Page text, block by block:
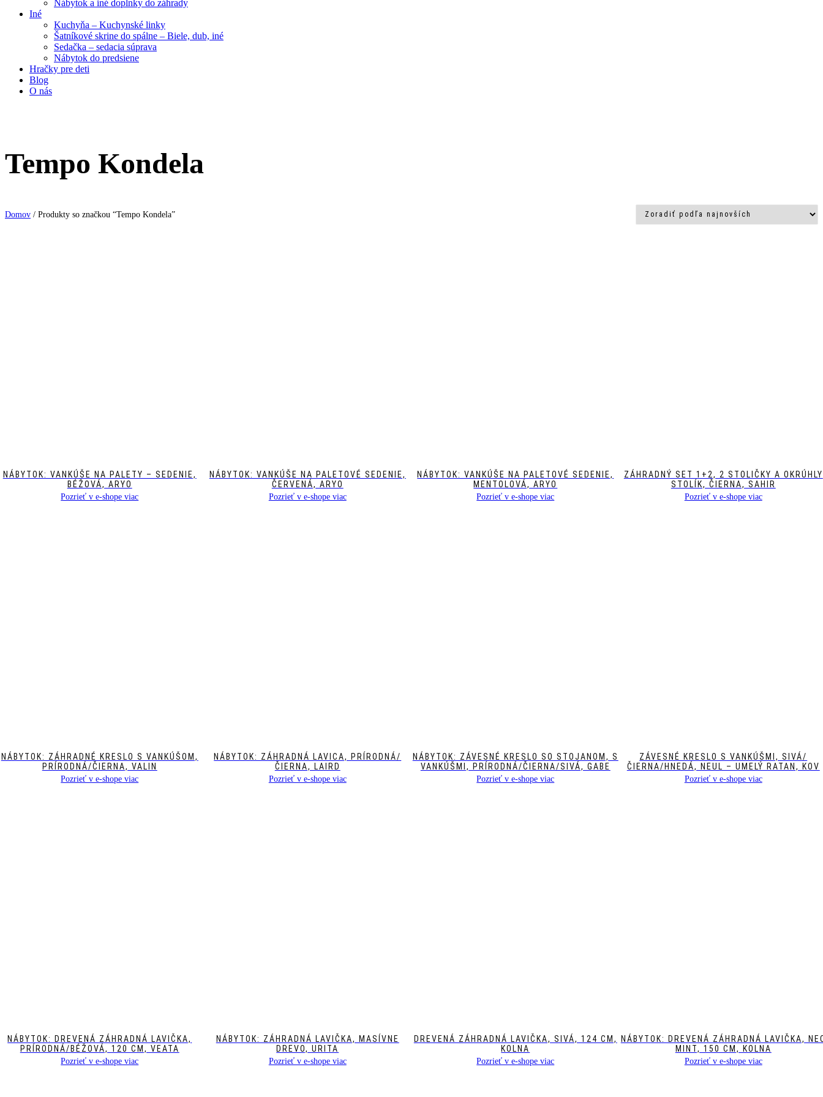
Nábytok a iné doplnky do záhrady
Iné
Kuchyňa – Kuchynské linky
Šatníkové skrine do spálne – Biele, dub, iné
Sedačka – sedacia súprava
Nábytok do predsiene
Hračky pre deti
Blog
O nás
Tempo Kondela
Domov / Produkty so značkou “Tempo Kondela”
NÁBYTOK: VANKÚŠE NA PALETY – SEDENIE,
BÉŽOVÁ, ARYO
Pozrieť v e-shope viac
NÁBYTOK: VANKÚŠE NA PALETOVÉ SEDENIE,
ČERVENÁ, ARYO
Pozrieť v e-shope viac
NÁBYTOK: VANKÚŠE NA PALETOVÉ SEDENIE,
MENTOLOVÁ, ARYO
Pozrieť v e-shope viac
ZÁHRADNÝ SET 1+2, 2 STOLIČKY A OKRÚHLY
STOLÍK, ČIERNA, SAHIR
Pozrieť v e-shope viac
NÁBYTOK: ZÁHRADNÉ KRESLO S VANKÚŠOM,
PRÍRODNÁ/ČIERNA, VALIN
Pozrieť v e-shope viac
NÁBYTOK: ZÁHRADNÁ LAVICA, PRÍRODNÁ/
ČIERNA, LAIRD
Pozrieť v e-shope viac
NÁBYTOK: ZÁVESNÉ KRESLO SO STOJANOM, S
VANKÚŠMI, PRÍRODNÁ/ČIERNA/SIVÁ, GABE
Pozrieť v e-shope viac
ZÁVESNÉ KRESLO S VANKÚŠMI, SIVÁ/
ČIERNA/HNEDÁ, NEUL – UMELÝ RATAN, KOV
Pozrieť v e-shope viac
NÁBYTOK: DREVENÁ ZÁHRADNÁ LAVIČKA,
PRÍRODNÁ/BÉŽOVÁ, 120 CM, VEATA
Pozrieť v e-shope viac
NÁBYTOK: ZÁHRADNÁ LAVIČKA, MASÍVNE
DREVO, URITA
Pozrieť v e-shope viac
DREVENÁ ZÁHRADNÁ LAVIČKA, SIVÁ, 124 CM,
KOLNA
Pozrieť v e-shope viac
NÁBYTOK: DREVENÁ ZÁHRADNÁ LAVIČKA,
MINT, 150 CM, KOLNA
Pozrieť v e-shope viac